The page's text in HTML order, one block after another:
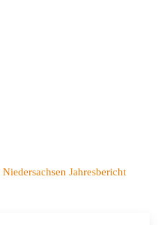
Jahresbericht